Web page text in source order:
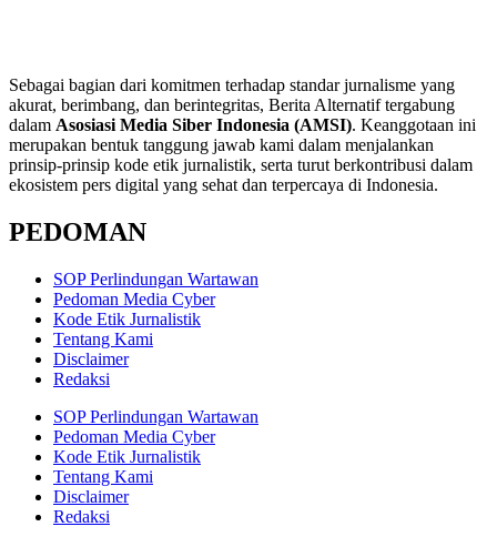
Sebagai bagian dari komitmen terhadap standar jurnalisme yang
akurat, berimbang, dan berintegritas, Berita Alternatif tergabung
dalam Asosiasi Media Siber Indonesia (AMSI). Keanggotaan ini
merupakan bentuk tanggung jawab kami dalam menjalankan
prinsip-prinsip kode etik jurnalistik, serta turut berkontribusi dalam
ekosistem pers digital yang sehat dan terpercaya di Indonesia.
PEDOMAN
SOP Perlindungan Wartawan
Pedoman Media Cyber
Kode Etik Jurnalistik
Tentang Kami
Disclaimer
Redaksi
SOP Perlindungan Wartawan
Pedoman Media Cyber
Kode Etik Jurnalistik
Tentang Kami
Disclaimer
Redaksi